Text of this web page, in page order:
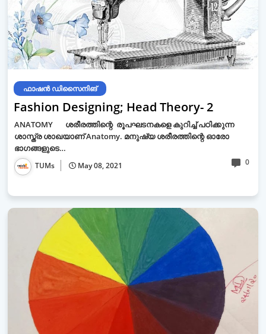
ഫാഷന്‍ ഡിസൈനിങ്‌
Fashion Designing; Head Theory- 2
ANATOMY ശരീരത്തിന്റെ രൂപഘടനകളെ കുറിച്ച് പഠിക്കുന്ന
ശാസ്ത്ര ശാഖയാണ് Anatomy. മനുഷ്യ ശരീരത്തിന്റെ ഓരോ
ഭാഗങ്ങളുടെ…
TUMs May 08, 2021 0